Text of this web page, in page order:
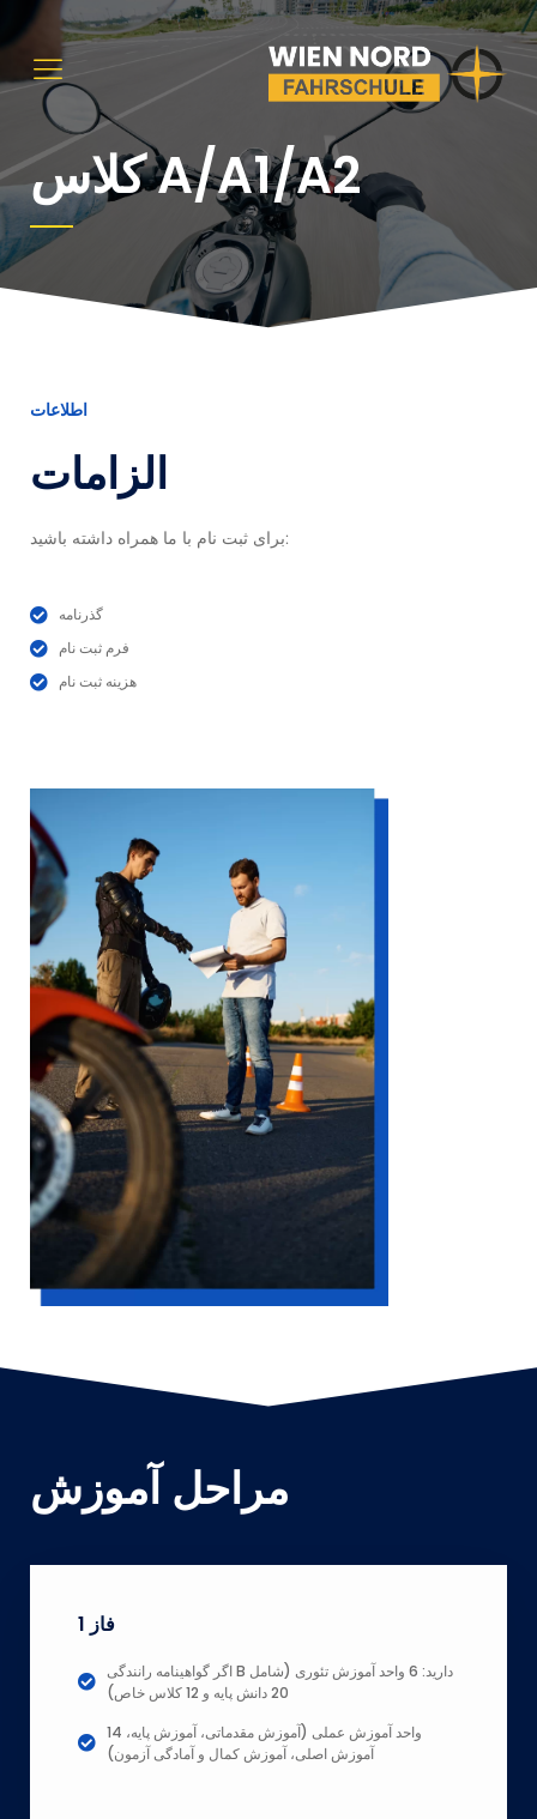
کلاس A/A1/A2
اطلاعات
الزامات
برای ثبت نام با ما همراه داشته باشید:
گذرنامه
فرم ثبت نام
هزینه ثبت نام
مراحل آموزش
فاز 1
اگر گواهینامه رانندگی B دارید: 6 واحد آموزش تئوری (شامل
20 دانش پایه و 12 کلاس خاص)
14 واحد آموزش عملی (آموزش مقدماتی، آموزش پایه،
آموزش اصلی، آموزش کمال و آمادگی آزمون)